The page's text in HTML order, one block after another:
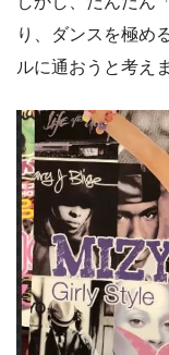
り、ダンスを極め
ルに通おうと考え